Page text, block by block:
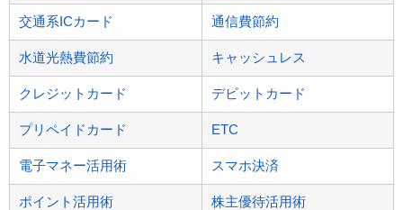
交通系ICカード 通信費節約
水道光熱費節約 キャッシュレス
クレジットカード デビットカード
プリペイドカード ETC
電子マネー活用術 スマホ決済
ポイント活用術 株主優待活用術